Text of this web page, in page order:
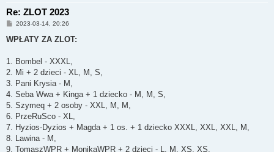
Re: ZLOT 2023
P
s
2023-03-14, 20:26
WPŁATY ZA ZLOT:
1. Bombel - XXXL,
2. Mi + 2 dzieci - XL, M, S,
3. Pani Krysia - M,
4. Seba Wwa + Kinga + 1 dziecko - M, M, S,
5. Szymeq + 2 osoby - XXL, M, M,
6. PrzeRuSco - XL,
7. Hyzios-Dyzios + Magda + 1 os. + 1 dziecko XXXL, XXL, XXL, M,
8. Lawina - M,
9. TomaszWPR + MonikaWPR + 2 dzieci - L, M, XS, XS,